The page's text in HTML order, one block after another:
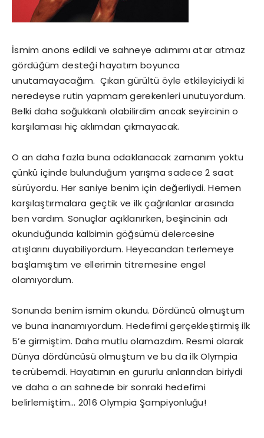
İsmim anons edildi ve sahneye adımımı atar atmaz
gördüğüm desteği hayatım boyunca
unutamayacağım. Çıkan gürültü öyle etkileyiciydi ki
neredeyse rutin yapmam gerekenleri unutuyordum.
Belki daha soğukkanlı olabilirdim ancak seyircinin o
karşılaması hiç aklımdan çıkmayacak.
O an daha fazla buna odaklanacak zamanım yoktu
çünkü içinde bulunduğum yarışma sadece 2 saat
sürüyordu. Her saniye benim için değerliydi. Hemen
karşılaştırmalara geçtik ve ilk çağrılanlar arasında
ben vardım. Sonuçlar açıklanırken, beşincinin adı
okunduğunda kalbimin göğsümü delercesine
atışlarını duyabiliyordum. Heyecandan terlemeye
başlamıştım ve ellerimin titremesine engel
olamıyordum.
Sonunda benim ismim okundu. Dördüncü olmuştum
ve buna inanamıyordum. Hedefimi gerçekleştirmiş ilk
5’e girmiştim. Daha mutlu olamazdım. Resmi olarak
Dünya dördüncüsü olmuştum ve bu da ilk Olympia
tecrübemdi. Hayatımın en gururlu anlarından biriydi
ve daha o an sahnede bir sonraki hedefimi
belirlemiştim… 2016 Olympia Şampiyonluğu!